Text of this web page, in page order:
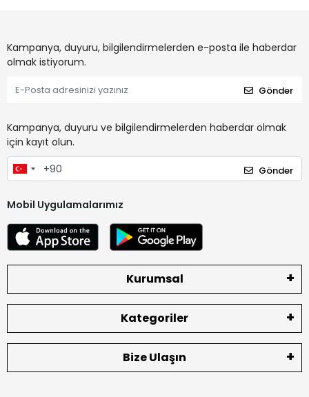
Kampanya, duyuru, bilgilendirmelerden e-posta ile haberdar
olmak istiyorum.
Gönder
Kampanya, duyuru ve bilgilendirmelerden haberdar olmak
için kayıt olun.
Gönder
Mobil Uygulamalarımız
Kurumsal
Kategoriler
Bize Ulaşın